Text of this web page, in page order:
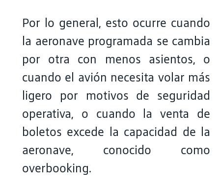
Por lo general, esto ocurre cuando
la aeronave programada se cambia
por otra con menos asientos, o
cuando el avión necesita volar más
ligero por motivos de seguridad
operativa, o cuando la venta de
boletos excede la capacidad de la
aeronave, conocido como
overbooking.